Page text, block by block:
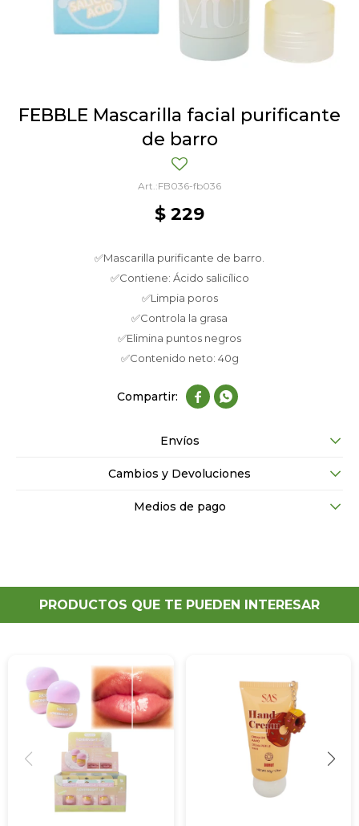
FEBBLE Mascarilla facial purificante
de barro
FB036-fb036
$ 229
✅Mascarilla purificante de barro.
✅Contiene: Ácido salicílico
✅Limpia poros
✅Controla la grasa
✅Elimina puntos negros
✅Contenido neto: 40g
 
Envíos
Cambios y Devoluciones
Medios de pago
PRODUCTOS QUE TE PUEDEN INTERESAR